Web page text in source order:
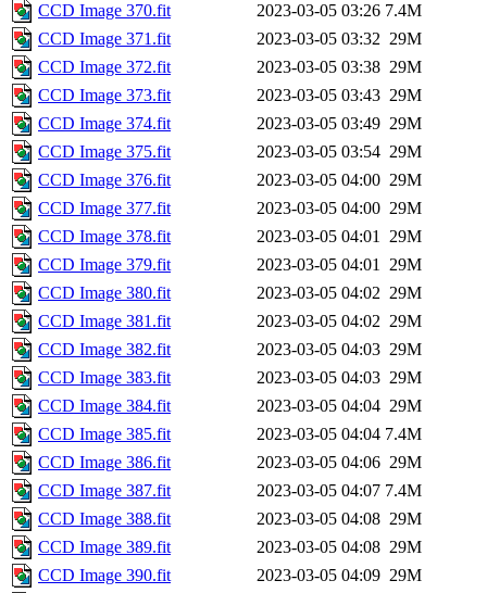
CCD Image 370.fit
2023-03-05 03:26 7.4M
CCD Image 371.fit
2023-03-05 03:32 29M
CCD Image 372.fit
2023-03-05 03:38 29M
CCD Image 373.fit
2023-03-05 03:43 29M
CCD Image 374.fit
2023-03-05 03:49 29M
CCD Image 375.fit
2023-03-05 03:54 29M
CCD Image 376.fit
2023-03-05 04:00 29M
CCD Image 377.fit
2023-03-05 04:00 29M
CCD Image 378.fit
2023-03-05 04:01 29M
CCD Image 379.fit
2023-03-05 04:01 29M
CCD Image 380.fit
2023-03-05 04:02 29M
CCD Image 381.fit
2023-03-05 04:02 29M
CCD Image 382.fit
2023-03-05 04:03 29M
CCD Image 383.fit
2023-03-05 04:03 29M
CCD Image 384.fit
2023-03-05 04:04 29M
CCD Image 385.fit
2023-03-05 04:04 7.4M
CCD Image 386.fit
2023-03-05 04:06 29M
CCD Image 387.fit
2023-03-05 04:07 7.4M
CCD Image 388.fit
2023-03-05 04:08 29M
CCD Image 389.fit
2023-03-05 04:08 29M
CCD Image 390.fit
2023-03-05 04:09 29M